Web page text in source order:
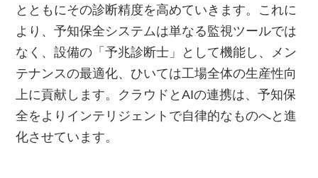
とともにその診断精度を高めていきます。これに
より、予知保全システムは単なる監視ツールでは
なく、設備の「予兆診断士」として機能し、メン
テナンスの最適化、ひいては工場全体の生産性向
上に貢献します。クラウドとAIの連携は、予知保
全をよりインテリジェントで自律的なものへと進
化させています。